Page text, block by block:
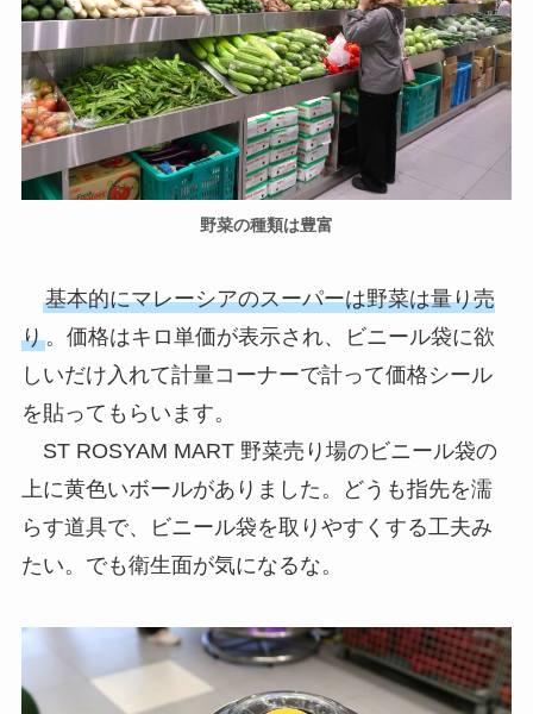
野菜の種類は豊富
基本的にマレーシアのスーパーは野菜は量り売
り。価格はキロ単価が表示され、ビニール袋に欲
しいだけ入れて計量コーナーで計って価格シール
を貼ってもらいます。
ST ROSYAM MART 野菜売り場のビニール袋の
上に黄色いボールがありました。どうも指先を濡
らす道具で、ビニール袋を取りやすくする工夫み
たい。でも衛生面が気になるな。